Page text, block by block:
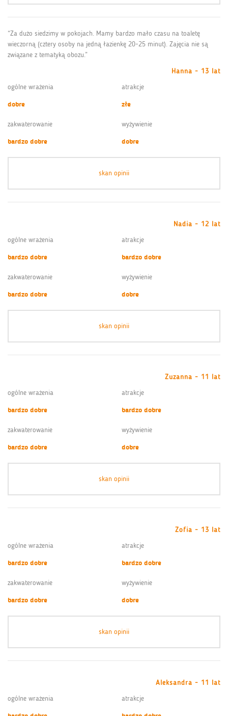
“Za dużo siedzimy w pokojach. Mamy bardzo mało czasu na toaletę
wieczorną (cztery osoby na jedną łazienkę 20-25 minut). Zajęcia nie są
związane z tematyką obozu.”
Hanna - 13 lat
ogólne wrażenia
dobre
atrakcje
złe
zakwaterowanie
bardzo dobre
wyżywienie
dobre
skan opinii
Nadia - 12 lat
ogólne wrażenia
bardzo dobre
atrakcje
bardzo dobre
zakwaterowanie
bardzo dobre
wyżywienie
dobre
skan opinii
Zuzanna - 11 lat
ogólne wrażenia
bardzo dobre
atrakcje
bardzo dobre
zakwaterowanie
bardzo dobre
wyżywienie
dobre
skan opinii
Zofia - 13 lat
ogólne wrażenia
bardzo dobre
atrakcje
bardzo dobre
zakwaterowanie
bardzo dobre
wyżywienie
dobre
skan opinii
Aleksandra - 11 lat
ogólne wrażenia
atrakcje